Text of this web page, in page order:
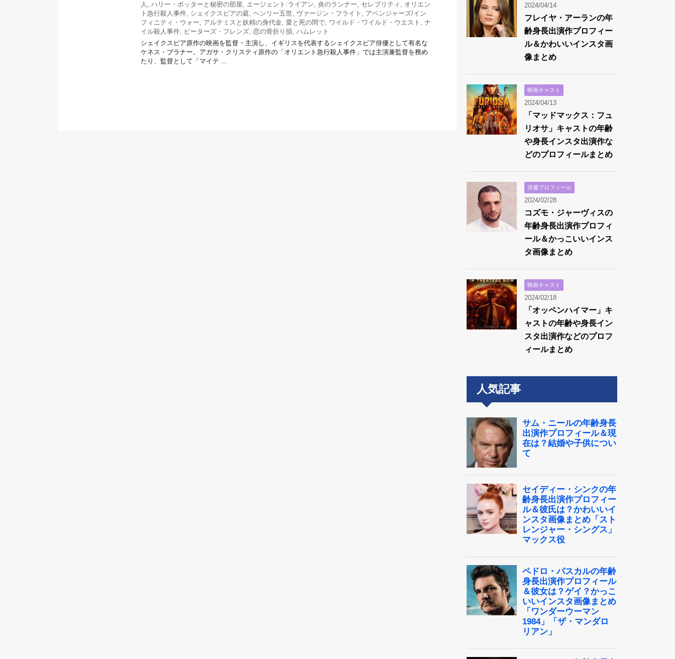
人 , ハリー・ポッターと秘密の部屋, エージェント:ライアン, 炎のランナー, セレブリティ , オリエン
ト急行殺人事件, シェイクスピアの庭, ヘンリー五世, ヴァージン・フライト , アベンジャーズ/イン
フィニティ・ウォー, アルテミスと妖精の身代金, 愛と死の間で, ワイルド・ワイルド・ウエスト , ナ
イル殺人事件, ピーターズ・フレンズ, 恋の骨折り損, ハムレット
シェイクスピア原作の映画を監督・主演し、イギリスを代表するシェイクスピア俳優として有名な
ケネス・ブラナー。アガサ・クリスティ原作の「オリエント急行殺人事件」では主演兼監督を務め
たり、監督として「マイテ ...
2024/04/14
フレイヤ・アーランの年
齢身長出演作プロフィー
ル＆かわいいインスタ画
像まとめ
映画キャスト
2024/04/13
「マッドマックス：フュ
リオサ」キャストの年齢
や身長インスタ出演作な
どのプロフィールまとめ
俳優プロフィール
2024/02/28
コズモ・ジャーヴィスの
年齢身長出演作プロフィ
ール＆かっこいいインス
タ画像まとめ
映画キャスト
2024/02/18
「オッペンハイマー」キ
ャストの年齢や身長イン
スタ出演作などのプロフ
ィールまとめ
人気記事